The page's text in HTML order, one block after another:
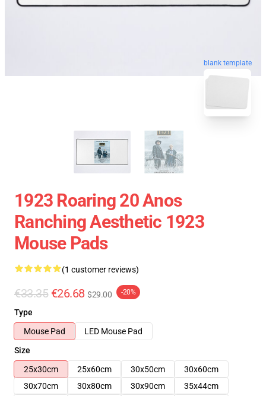
blank template
1923 Roaring 20 Anos
Ranching Aesthetic 1923
Mouse Pads
(1 customer reviews)
€33.35 €26.68 $29.00 -20%
Type
Mouse Pad
LED Mouse Pad
Size
25x30cm
25x60cm 30x50cm
30x60cm
30x70cm
30x80cm 30x90cm
35x44cm